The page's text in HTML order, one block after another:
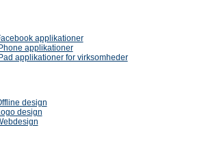
applikationer
applikationer
applikationer for virksomheder
design
design